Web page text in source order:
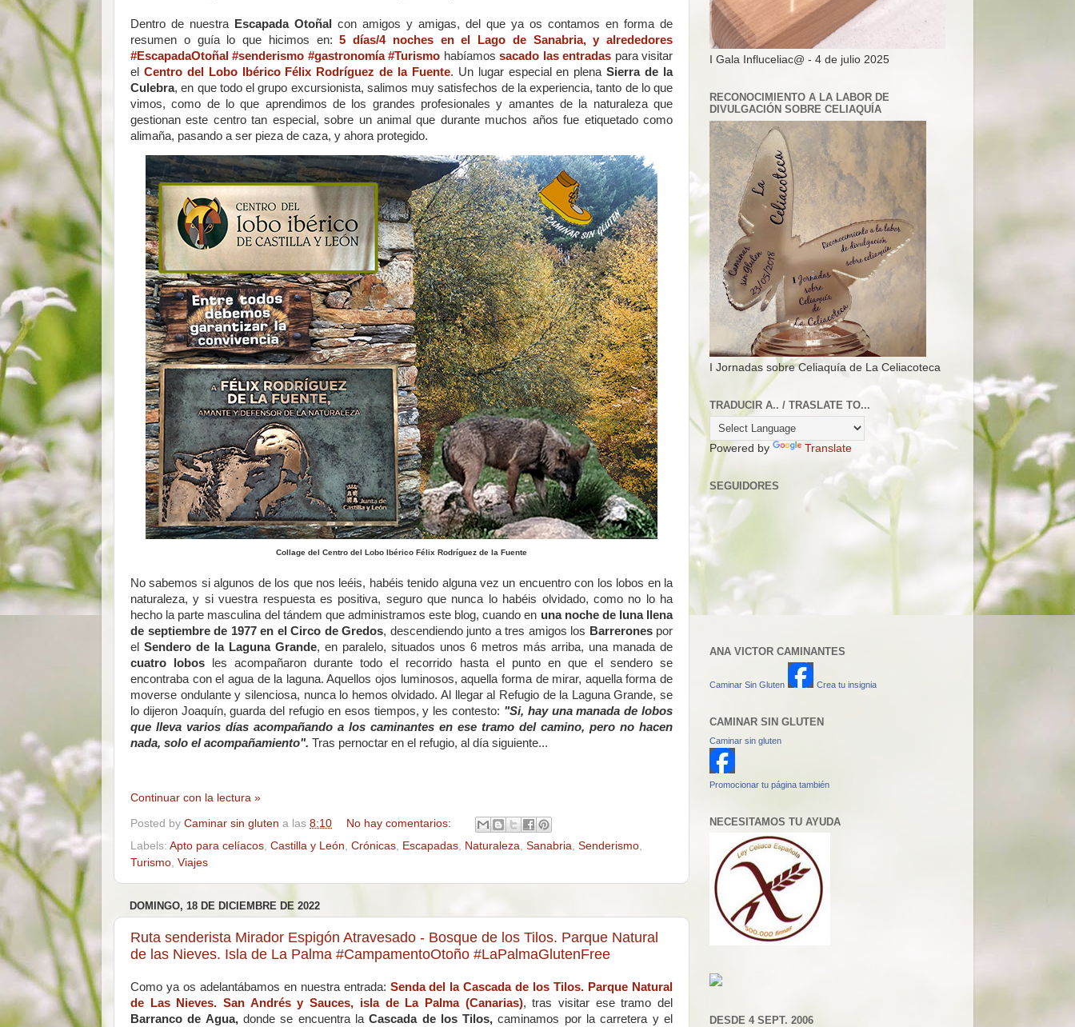
Dentro de nuestra Escapada Otoñal
con amigos y amigas, del que ya os contamos en forma de
resumen o guía lo que hicimos en:5 días/4 noches en el Lago de Sanabria, y alrededores
#EscapadaOtoñal #senderismo #gastronomía #Turismo habíamossacado las entradas para visitar
el Centro del Lobo Ibérico Félix Rodríguez de la Fuente. Un lugar especial en plenaSierra de la
Culebra, en que todo el grupo excursionista, salimos muy satisfechos de la experiencia, tanto de lo que
vimos, como de lo que aprendimos de los grandes profesionales y amantes de la naturaleza que
gestionan este centro tan especial, sobre un animal que durante muchos años fue etiquetado como
alimaña, pasando a ser pieza de caza, y ahora protegido.
Collage del Centro del Lobo Ibérico Félix Rodríguez de la Fuente
No sabemos si algunos de los que nos leéis, habéis tenido alguna vez un encuentro con los lobos en la
naturaleza, y si vuestra respuesta es positiva, seguro que nunca lo habéis olvidado, como no lo ha
hecho la parte masculina del tándem que administramos este blog, cuando en una noche de luna llena
de septiembre de 1977 en el Circo de Gredos, descendiendo junto a tres amigos los Barreronespor
el Sendero de la Laguna Grande, en paralelo, situados unos 6 metros más arriba, una manada de
cuatro lobos les acompañaron durante todo el recorrido hasta el punto en que el sendero se
encontraba con el agua de la laguna. Aquellos ojos luminosos, aquella forma de mirar, aquella forma de
moverse ondulante y silenciosa, nunca lo hemos olvidado. Al llegar al Refugio de la Laguna Grande, se
lo dijeron Joaquín, guarda del refugio en esos tiempos, y les contesto: "Si, hay una manada de lobos
que lleva varios días acompañando a los caminantes en ese tramo del camino, pero no hacen
nada, solo el acompañamiento". Tras pernoctar en el refugio, al día siguiente...
Continuar con la lectura »
Posted by Caminar sin gluten a las 8:10
No hay comentarios:
Labels: Apto para celíacos Castilla y León Crónicas Escapadas Naturaleza Sanabria Senderismo
Turismo Viajes
DOMINGO, 18 DE DICIEMBRE DE 2022
Ruta senderista Mirador Espigón Atravesado - Bosque de los Tilos. Parque Natural
de las Nieves. Isla de La Palma #CampamentoOtoño #LaPalmaGlutenFree
Como ya os adelantábamos en nuestra entrada: Senda del la Cascada de los Tilos. Parque Natural
de Las Nieves. San Andrés y Sauces, isla de La Palma (Canarias), tras visitar ese tramo del
Barranco de Agua,donde se encuentra laCascada de los Tilos, caminamos por la carretera y el
I Gala Influceliac@ - 4 de julio 2025
RECONOCIMIENTO A LA LABOR DE
DIVULGACIÓN SOBRE CELIAQUÍA
I Jornadas sobre Celiaquía de La Celiacoteca
TRADUCIR A.. / TRASLATE TO...
Powered by Translate
SEGUIDORES
ANA VICTOR CAMINANTES
Caminar Sin Gluten Crea tu insignia
CAMINAR SIN GLUTEN
Caminar sin gluten
Promocionar tu página también
NECESITAMOS TU AYUDA
DESDE 4 SEPT. 2006